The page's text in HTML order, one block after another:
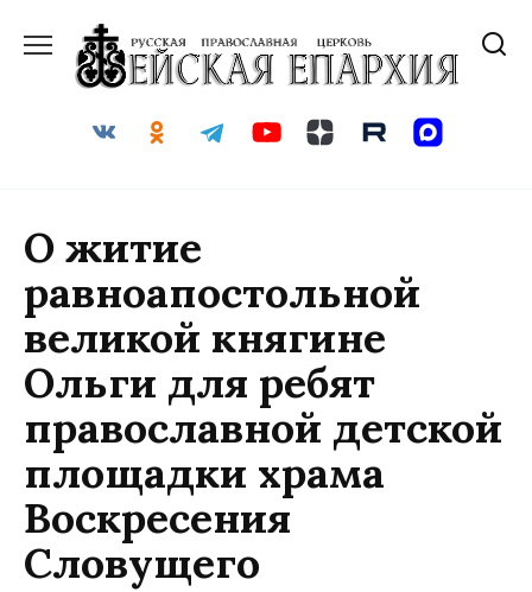
содержанию
О житие
равноапостольной
великой княгине
Ольги для ребят
православной детской
площадки храма
Воскресения
Словущего